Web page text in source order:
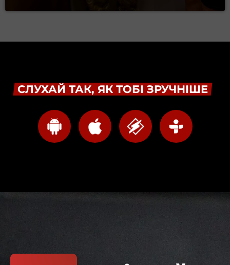
СЛУХАЙ ТАК, ЯК ТОБІ ЗРУЧНІШЕ